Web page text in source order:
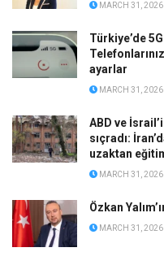
MARCH 31, 2026
Türkiye’de
ayarlar
MARCH 31, 2026
ABD ve
sıçradı:
uzaktan
MARCH 31, 2026
Özkan
MARCH 31, 2026